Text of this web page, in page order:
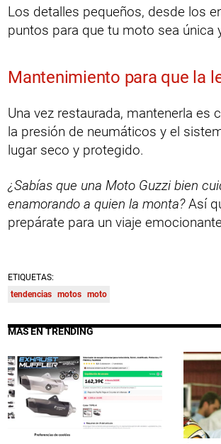
Los detalles pequeños, desde los
puntos para que tu moto sea única
Mantenimiento para que la
Una vez restaurada, mantenerla es
la presión de neumáticos y el
lugar seco y protegido.
¿Sabías que una Moto Guzzi bien
enamorando a quien la monta?Así
prepárate para un viaje
ETIQUETAS:
tendencias motos moto
MÁS EN TRENDING